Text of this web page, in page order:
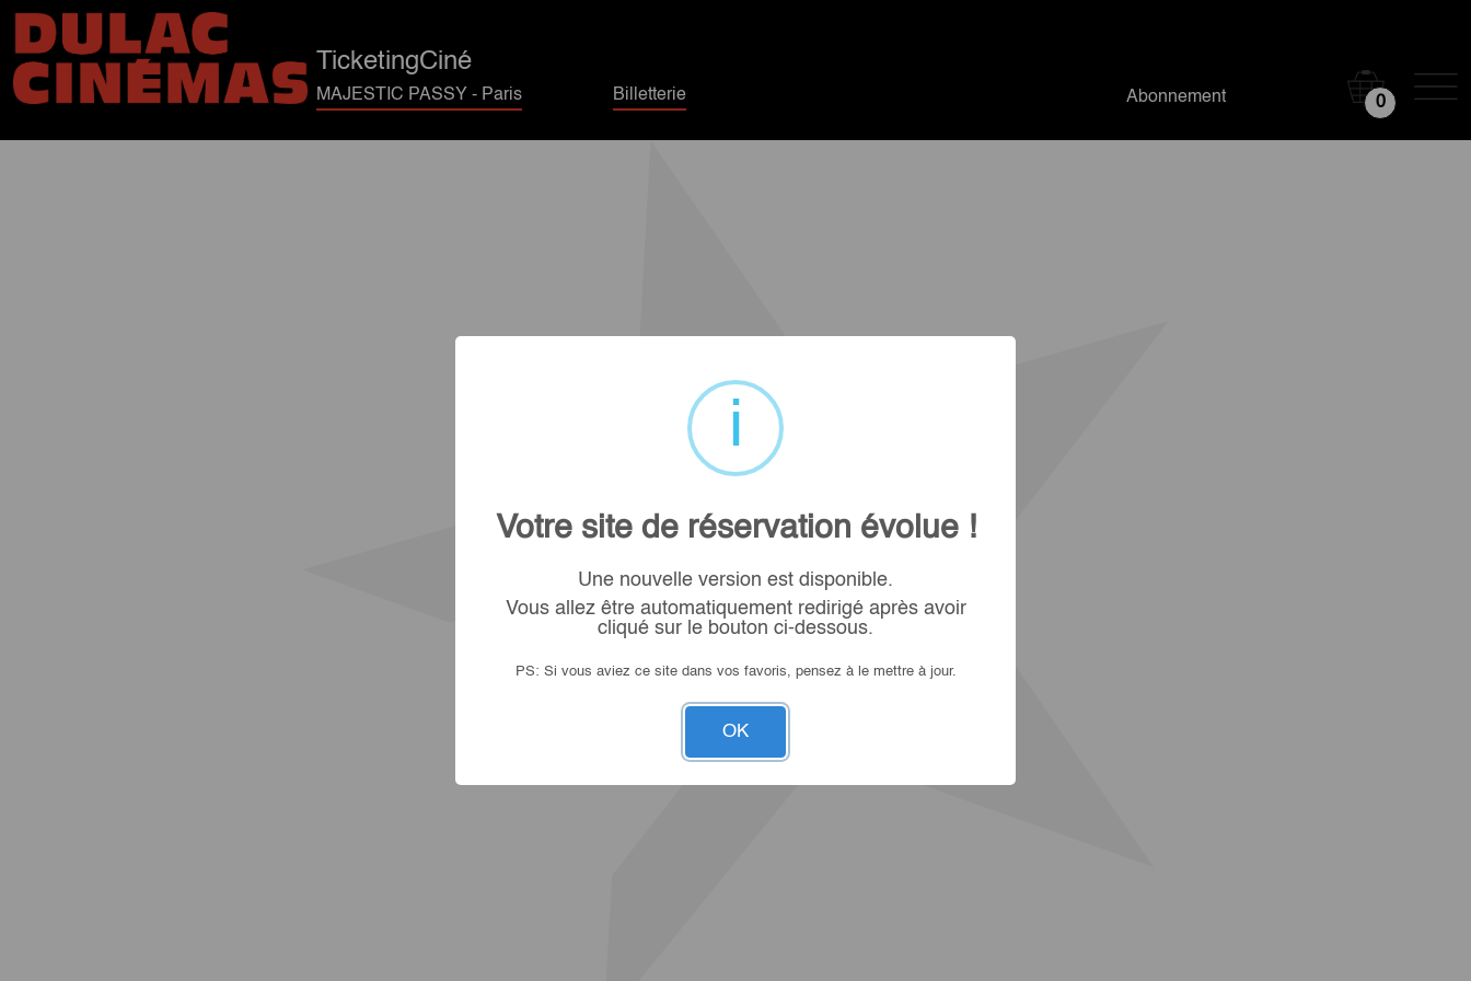
TicketingCiné
MAJESTIC PASSY - Paris Billetterie Abonnement 0
Votre site de réservation évolue !
Une nouvelle version est disponible.
Vous allez être automatiquement redirigé après avoir
cliqué sur le bouton ci-dessous.
PS: Si vous aviez ce site dans vos favoris, pensez à le mettre à jour.
OK